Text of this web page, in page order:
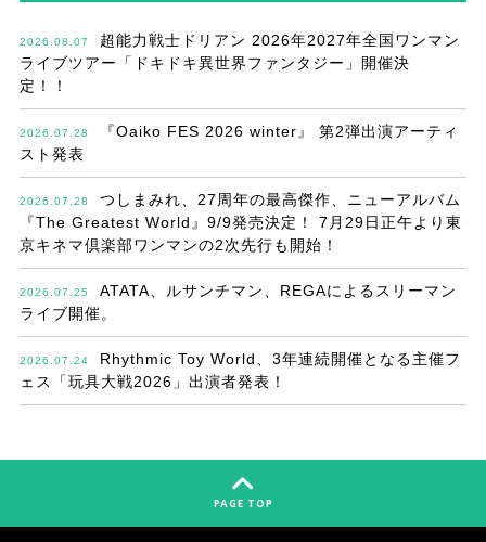
2026.08.07
超能力戦士ドリアン 2026年2027年全国ワンマン
ライブツアー「ドキドキ異世界ファンタジー」開催決
定！！
2026.07.28
『Oaiko FES 2026 winter』 第2弾出演アーティ
スト発表
2026.07.28
つしまみれ、27周年の最高傑作、ニューアルバム
『The Greatest World』9/9発売決定！ 7月29日正午より東
京キネマ倶楽部ワンマンの2次先行も開始！
2026.07.25
ATATA、ルサンチマン、REGAによるスリーマン
ライブ開催。
2026.07.24
Rhythmic Toy World、3年連続開催となる主催フ
ェス「玩具大戦2026」出演者発表！
PAGE TOP